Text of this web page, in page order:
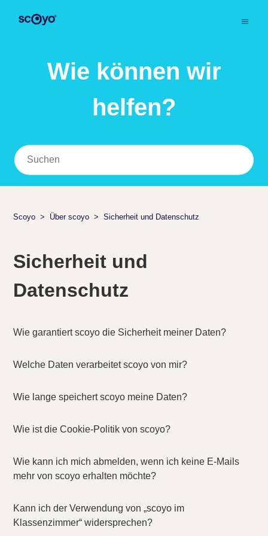
Wie können wir
helfen?
Scoyo Über scoyo Sicherheit und Datenschutz
Sicherheit und
Datenschutz
Wie garantiert scoyo die Sicherheit meiner Daten?
Welche Daten verarbeitet scoyo von mir?
Wie lange speichert scoyo meine Daten?
Wie ist die Cookie-Politik von scoyo?
Wie kann ich mich abmelden, wenn ich keine E-Mails
mehr von scoyo erhalten möchte?
Kann ich der Verwendung von „scoyo im
Klassenzimmer“ widersprechen?